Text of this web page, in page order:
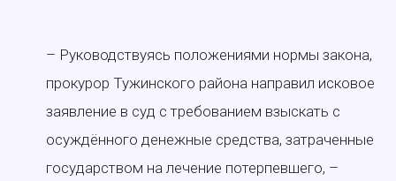
– Руководствуясь положениями нормы закона,
прокурор Тужинского района направил исковое
заявление в суд с требованием взыскать с
осуждённого денежные средства, затраченные
государством на лечение потерпевшего, –